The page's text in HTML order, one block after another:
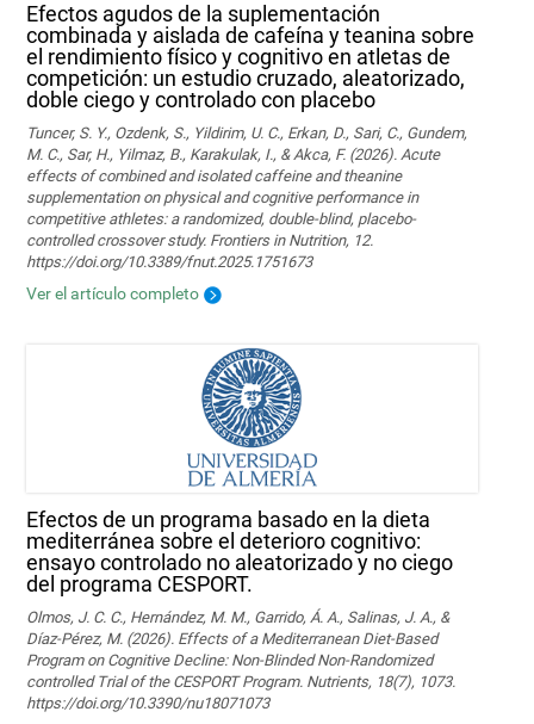
Efectos agudos de la suplementación
combinada y aislada de cafeína y teanina sobre
el rendimiento físico y cognitivo en atletas de
competición: un estudio cruzado, aleatorizado,
doble ciego y controlado con placebo
Tuncer, S. Y., Ozdenk, S., Yildirim, U. C., Erkan, D., Sari, C., Gundem,
M. C., Sar, H., Yilmaz, B., Karakulak, I., & Akca, F. (2026). Acute
effects of combined and isolated caffeine and theanine
supplementation on physical and cognitive performance in
competitive athletes: a randomized, double-blind, placebo-
controlled crossover study. Frontiers in Nutrition, 12.
https://doi.org/10.3389/fnut.2025.1751673
Ver el artículo completo
Efectos de un programa basado en la dieta
mediterránea sobre el deterioro cognitivo:
ensayo controlado no aleatorizado y no ciego
del programa CESPORT.
Olmos, J. C. C., Hernández, M. M., Garrido, Á. A., Salinas, J. A., &
Díaz-Pérez, M. (2026). Effects of a Mediterranean Diet-Based
Program on Cognitive Decline: Non-Blinded Non-Randomized
controlled Trial of the CESPORT Program. Nutrients, 18(7), 1073.
https://doi.org/10.3390/nu18071073